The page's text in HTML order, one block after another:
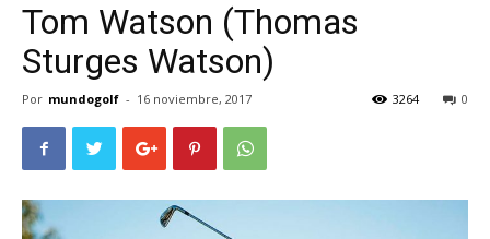
Tom Watson (Thomas
Sturges Watson)
Por mundogolf - 16 noviembre, 2017 0
3264